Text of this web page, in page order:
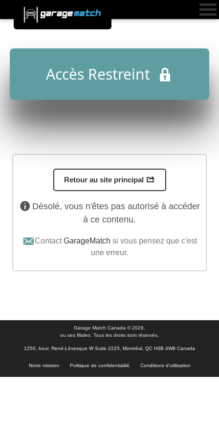
Accès Restreint
Retour au site principal
Désolé, vous n'êtes pas autorisé à accéder
à ce contenu.
ContactGarageMatch si vous pensez que c'est
une erreur.
Garage Match Canada © 2026,
ou ses filiales. Tous les droits sont réservés.
1250, boul. René-Lévesque W Suite 2225, Montréal, QC H3B 4W8 Canada
Notre mission Politique de confidentialité Conditions d'utilisation